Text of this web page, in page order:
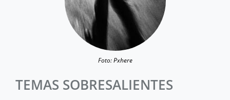
Foto: Pxhere
TEMAS SOBRESALIENTES